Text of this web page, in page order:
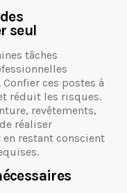
seul
tâches
ces postes à
réduit les risques.
revêtements,
réaliser
restant conscient